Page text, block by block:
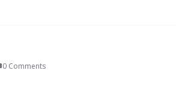
0 Comments